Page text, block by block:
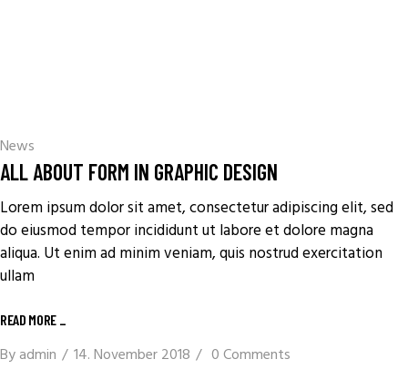
News
ALL ABOUT FORM IN GRAPHIC DESIGN
Lorem ipsum dolor sit amet, consectetur adipiscing elit, sed
do eiusmod tempor incididunt ut labore et dolore magna
aliqua. Ut enim ad minim veniam, quis nostrud exercitation
ullam
READ MORE
Byadmin 14. November 2018 0 Comments